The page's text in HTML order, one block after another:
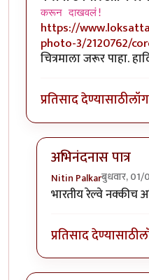
करून दाखवलं!
https://
photo-3/2120762/
चित्रमाला जरूर पाहा.
प्रतिसाद देण्यासाठी
अभिनंदनास पात्र
Nitin Palkarबुधवार,
In reply toहार्दिक
भारतीय रेल्वे नक्कीच
प्रतिसाद देण्यासाठी